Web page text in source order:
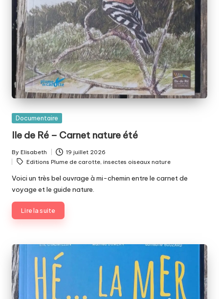
Posted
Documentaire
Ile de Ré – Carnet nature été
Posted
by
By Elisabeth 19 juillet 2026
Tags:
Editions Plume de carotte, insectes oiseaux nature
Voici un très bel ouvrage à mi-chemin entre le carnet de
voyage et le guide nature.
Lire la suite